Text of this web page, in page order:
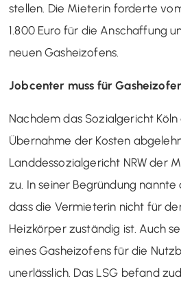
stellen. Die Mieterin forderte
1.800 Euro für die Anschaffung
neuen Gasheizofens.
Jobcenter muss für
Nachdem das Sozialgericht
Übernahme der Kosten
Landdessozialgericht NRW der
zu. In seiner Begründung
dass die Vermieterin nicht für
Heizkörper zuständig ist. Auch
eines Gasheizofens für die
unerlässlich. Das LSG befand